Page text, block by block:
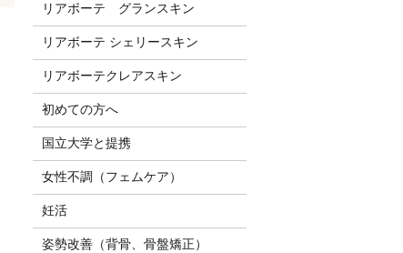
リアボーテ グランスキン
リアボーテ シェリースキン
リアボーテクレアスキン
初めての方へ
国立大学と提携
女性不調（フェムケア）
妊活
姿勢改善（背骨、骨盤矯正）